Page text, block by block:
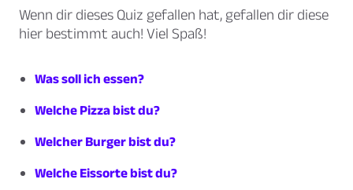
Wenn dir dieses Quiz gefallen hat, gefallen dir diese
hier bestimmt auch! Viel Spaß!
Was soll ich essen?
Welche Pizza bist du?
Welcher Burger bist du?
Welche Eissorte bist du?